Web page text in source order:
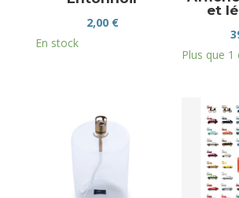
2,00 €
En stock
et
Plus que 1